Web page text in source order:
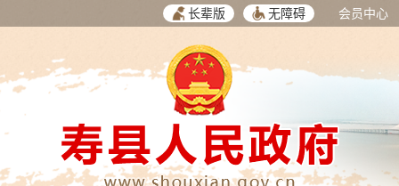
长辈版 无障碍 会员中心